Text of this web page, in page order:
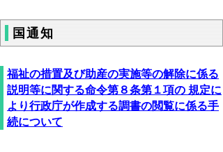
国通知
福祉の措置及び助産の実施等の解除に係る
説明等に関する命令第８条第１項の 規定に
より行政庁が作成する調書の閲覧に係る手
続について